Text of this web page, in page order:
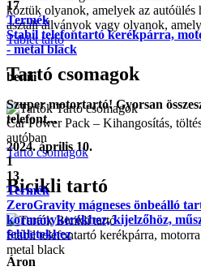
köztük olyanok, amelyek az autóülés
asztali állványok vagy olyanok,
Tablet tartó
Tartó csomagok
Car Power Pack – Kihangosítás,
autóban
Tartó csomagok
Bicikli tartó
Stabil telefontartó kerékpárra,
metal black
17
Termék
Stabil telefontartó kerékpárra,
- metal black
beniii
Szuper motortartó! Gyorsan
telefont...
2024. április 10.
1
13
Termék
ZeroGravity mágneses önbeálló
kormánykerékhez, kijelzőhöz,
felületekhez
Áron